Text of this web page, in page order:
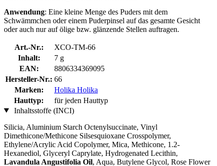
Anwendung: Eine kleine Menge des Puders mit dem
Schwämmchen oder einem Puderpinsel auf das gesamte Gesicht
oder auch nur auf ölige bzw. glänzende Stellen auftragen.
Art.-Nr.:
XCO-TM-66
Inhalt:
7 g
EAN:
8806334369095
Hersteller-Nr.: 66
Marken:
Holika Holika
Hauttyp:
für jeden Hauttyp
Inhaltsstoffe (INCI)
Silicia, Aluminium Starch Octenylsuccinate, Vinyl
Dimethicone/Methicone Silsesquioxane Crosspolymer,
Ethylene/Acrylic Acid Copolymer, Mica, Methicone, 1.2-
Hexanediol, Glyceryl Caprylate, Hydrogenated Lecithin,
Lavandula Angustifolia Oil, Aqua, Butylene Glycol, Rose Flower